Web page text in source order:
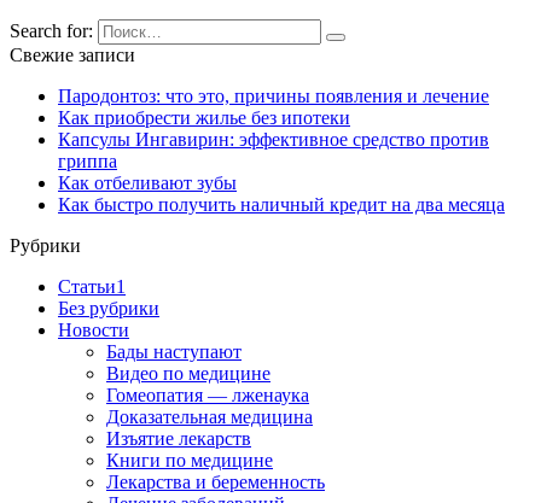
Search for:
Свежие записи
Пародонтоз: что это, причины появления и лечение
Как приобрести жилье без ипотеки
Капсулы Ингавирин: эффективное средство против
гриппа
Как отбеливают зубы
Как быстро получить наличный кредит на два месяца
Рубрики
Cтатьи1
Без рубрики
Новости
Бады наступают
Видео по медицине
Гомеопатия — лженаука
Доказательная медицина
Изъятие лекарств
Книги по медицине
Лекарства и беременность